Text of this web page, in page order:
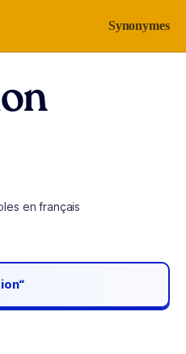
Synonymes
en français